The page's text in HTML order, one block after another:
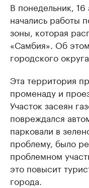
В понедельник,
начались работы
зоны, которая
«Самбия». Об
городского
Эта территория
променаду и
Участок засеян
повреждался
парковали в
проблему, было
проблемном
это повысит
города.